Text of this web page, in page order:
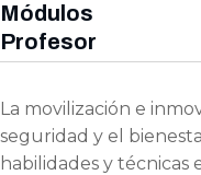
Módulos
Profesor
La movilización e
seguridad y el
habilidades y técnicas